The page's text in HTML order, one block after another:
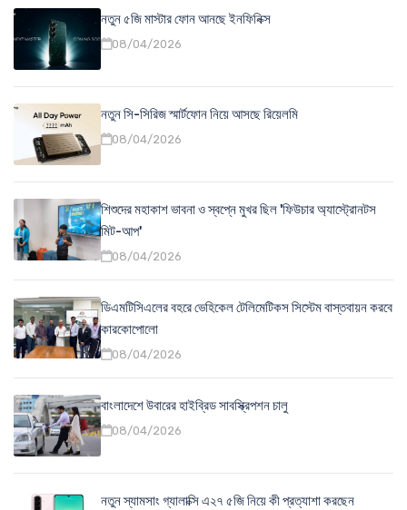
নতুন ৫জি মাস্টার ফোন আনছে ইনফিনিক্স
08/04/2026
নতুন সি-সিরিজ স্মার্টফোন নিয়ে আসছে রিয়েলমি
08/04/2026
শিশুদের মহাকাশ ভাবনা ও স্বপ্নে মুখর ছিল 'ফিউচার অ্যাস্ট্রোনটস
মিট-আপ'
08/04/2026
ডিএমটিসিএলের বহরে ভেহিকেল টেলিমেটিকস সিস্টেম বাস্তবায়ন করবে
কারকোপোলো
08/04/2026
বাংলাদেশে উবারের হাইব্রিড সাবস্ক্রিপশন চালু
08/04/2026
নতুন স্যামসাং গ্যালাক্সি এ২৭ ৫জি নিয়ে কী প্রত্যাশা করছেন